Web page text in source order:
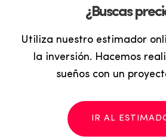
¿Buscas
Utiliza nuestro estimador
la inversión. Hacemos
sueños con un
IR AL